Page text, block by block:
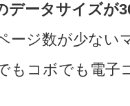
データサイズが
ージ数が少ない
もコボでも電子